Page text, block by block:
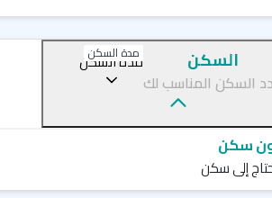
السكن
السكن المناسب لك
مدة السكن
مدة السكن
سكن
إلى سكن